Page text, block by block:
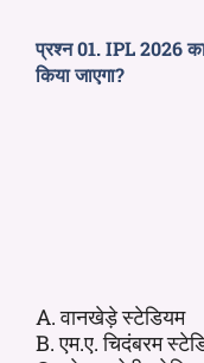
प्रश्न 01. IPL 2026
किया जाएगा?
A. वानखेड़े स्टेडियम
B. एम.ए. चिदंबरम